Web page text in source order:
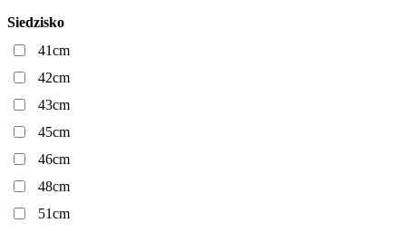
Siedzisko
41cm
42cm
43cm
45cm
46cm
48cm
51cm